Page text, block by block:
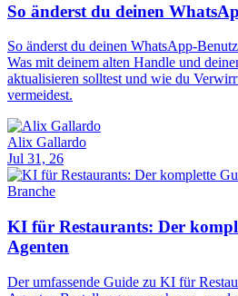
So änderst du deinen
So änderst du deinen WhatsApp-
Was mit deinem alten Handle und
aktualisieren solltest und wie du
vermeidest.
Alix Gallardo
Jul 31, 26
Branche
KI für Restaurants: Der
Agenten
Der umfassende Guide zu KI für